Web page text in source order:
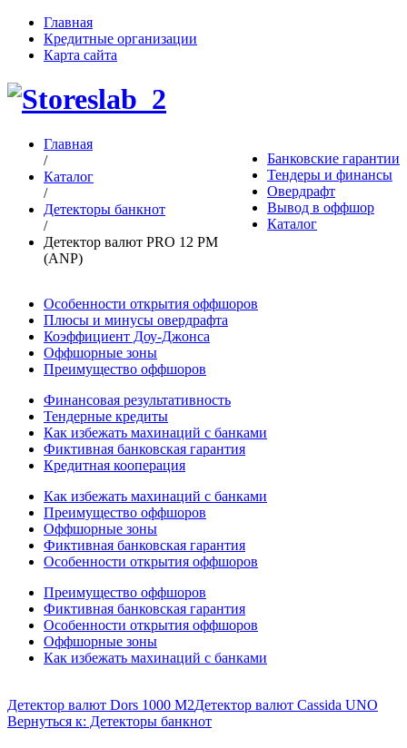
Главная
Кредитные организации
Карта сайта
Банковские гарантии
Тендеры и финансы
Овердрафт
Вывод в оффшор
Каталог
Главная
/
Каталог
/
Детекторы банкнот
/
Детектор валют PRO 12 PM
(ANP)
Особенности открытия оффшоров
Плюсы и минусы овердрафта
Коэффициент Доу-Джонса
Оффшорные зоны
Преимущество оффшоров
Финансовая результативность
Тендерные кредиты
Как избежать махинаций с банками
Фиктивная банковская гарантия
Кредитная кооперация
Как избежать махинаций с банками
Преимущество оффшоров
Оффшорные зоны
Фиктивная банковская гарантия
Особенности открытия оффшоров
Преимущество оффшоров
Фиктивная банковская гарантия
Особенности открытия оффшоров
Оффшорные зоны
Как избежать махинаций с банками
Детектор валют Dors 1000 М2Детектор валют Cassida UNO
Вернуться к: Детекторы банкнот